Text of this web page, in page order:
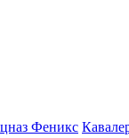
Феникс